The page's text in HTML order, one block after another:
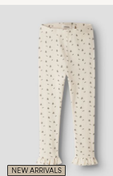
NEW ARRIVALS